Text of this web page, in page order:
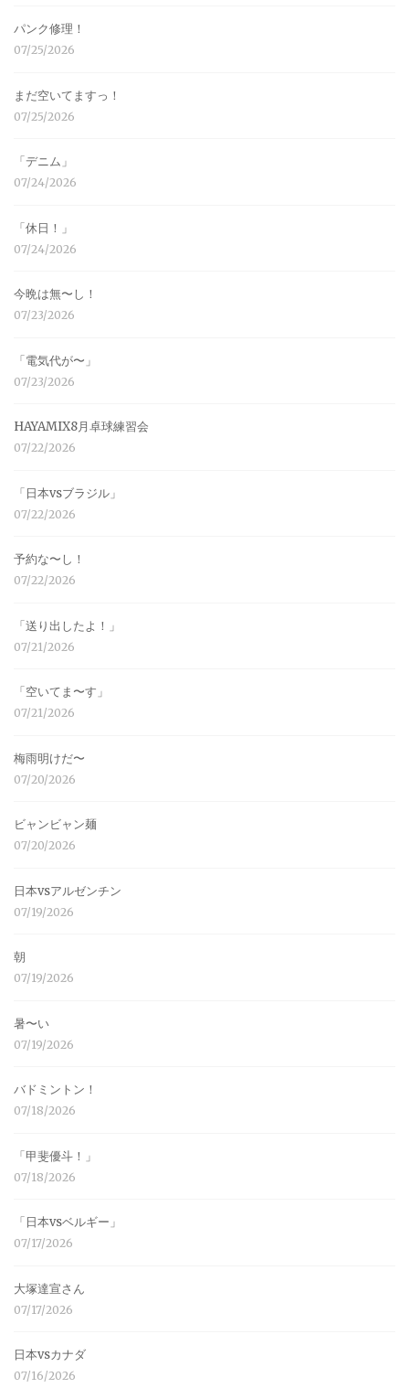
パンク修理！
07/25/2026
まだ空いてますっ！
07/25/2026
「デニム」
07/24/2026
「休日！」
07/24/2026
今晩は無〜し！
07/23/2026
「電気代が〜」
07/23/2026
HAYAMIX8月卓球練習会
07/22/2026
「日本vsブラジル」
07/22/2026
予約な〜し！
07/22/2026
「送り出したよ！」
07/21/2026
「空いてま〜す」
07/21/2026
梅雨明けだ〜
07/20/2026
ビャンビャン麺
07/20/2026
日本vsアルゼンチン
07/19/2026
朝
07/19/2026
暑〜い
07/19/2026
バドミントン！
07/18/2026
「甲斐優斗！」
07/18/2026
「日本vsベルギー」
07/17/2026
大塚達宣さん
07/17/2026
日本vsカナダ
07/16/2026